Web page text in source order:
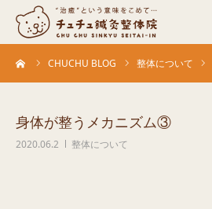
CHUCHU BLOG 整体について
身体が整うメカニズム③
2020.06.2 整体について
当院について